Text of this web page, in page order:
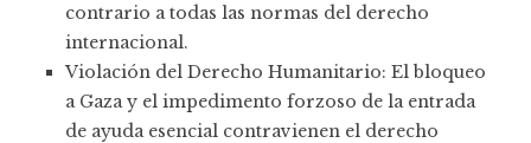
contrario a todas las normas del derecho
internacional.
Violación del Derecho Humanitario: El bloqueo
a Gaza y el impedimento forzoso de la entrada
de ayuda esencial contravienen el derecho